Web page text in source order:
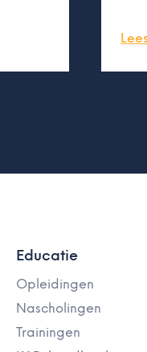
Educatie
Opleidingen
Nascholingen
Trainingen